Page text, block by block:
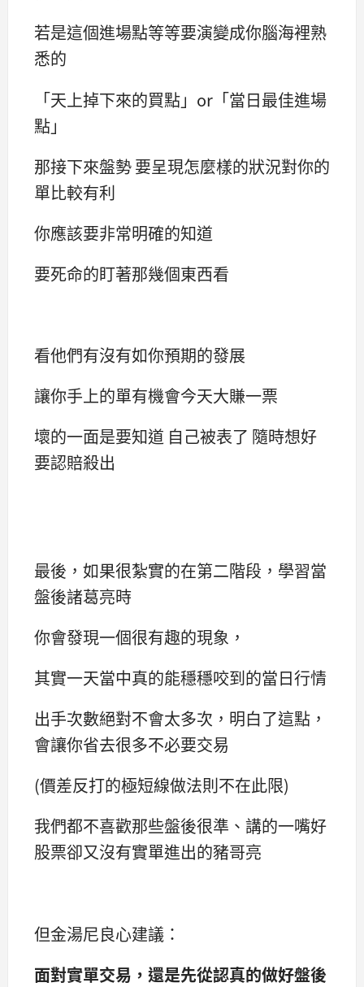
若是這個進場點等等要演變成你腦海裡熟
悉的
「天上掉下來的買點」or「當日最佳進場
點」
那接下來盤勢 要呈現怎麼樣的狀況對你的
單比較有利
你應該要非常明確的知道
要死命的盯著那幾個東西看
看他們有沒有如你預期的發展
讓你手上的單有機會今天大賺一票
壞的一面是要知道 自己被表了 隨時想好
要認賠殺出
最後，如果很紮實的在第二階段，學習當
盤後諸葛亮時
你會發現一個很有趣的現象，
其實一天當中真的能穩穩咬到的當日行情
出手次數絕對不會太多次，明白了這點，
會讓你省去很多不必要交易
(價差反打的極短線做法則不在此限)
我們都不喜歡那些盤後很準、講的一嘴好
股票卻又沒有實單進出的豬哥亮
但金湯尼良心建議：
面對實單交易，還是先從認真的做好盤後